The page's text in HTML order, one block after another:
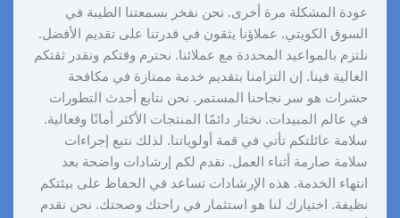
عودة المشكلة مرة أخرى. نحن نفخر بسمعتنا الطيبة في
السوق الكويتي. عملاؤنا يثقون في قدرتنا على تقديم الأفضل.
نلتزم بالمواعيد المحددة مع عملائنا. نحترم وقتكم ونقدر ثقتكم
الغالية فينا. إن التزامنا بتقديم خدمة ممتازة في مكافحة
حشرات هو سر نجاحنا المستمر. نحن نتابع أحدث التطورات
في عالم المبيدات. نختار دائمًا المنتجات الأكثر أمانًا وفعالية.
سلامة عائلتكم تأتي في قمة أولوياتنا. لذلك نتبع إجراءات
سلامة صارمة أثناء العمل. نقدم لكم إرشادات واضحة بعد
انتهاء الخدمة. هذه الإرشادات تساعد في الحفاظ على بيئتكم
نظيفة. اختيارك لنا هو استثمار في راحتك وصحتك. نحن نقدم